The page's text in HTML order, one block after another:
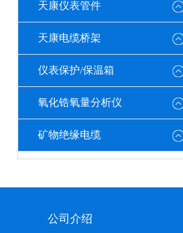
天康仪表管件
天康电缆桥架
仪表保护/保温箱
氧化锆氧量分析仪
矿物绝缘电缆
公司介绍